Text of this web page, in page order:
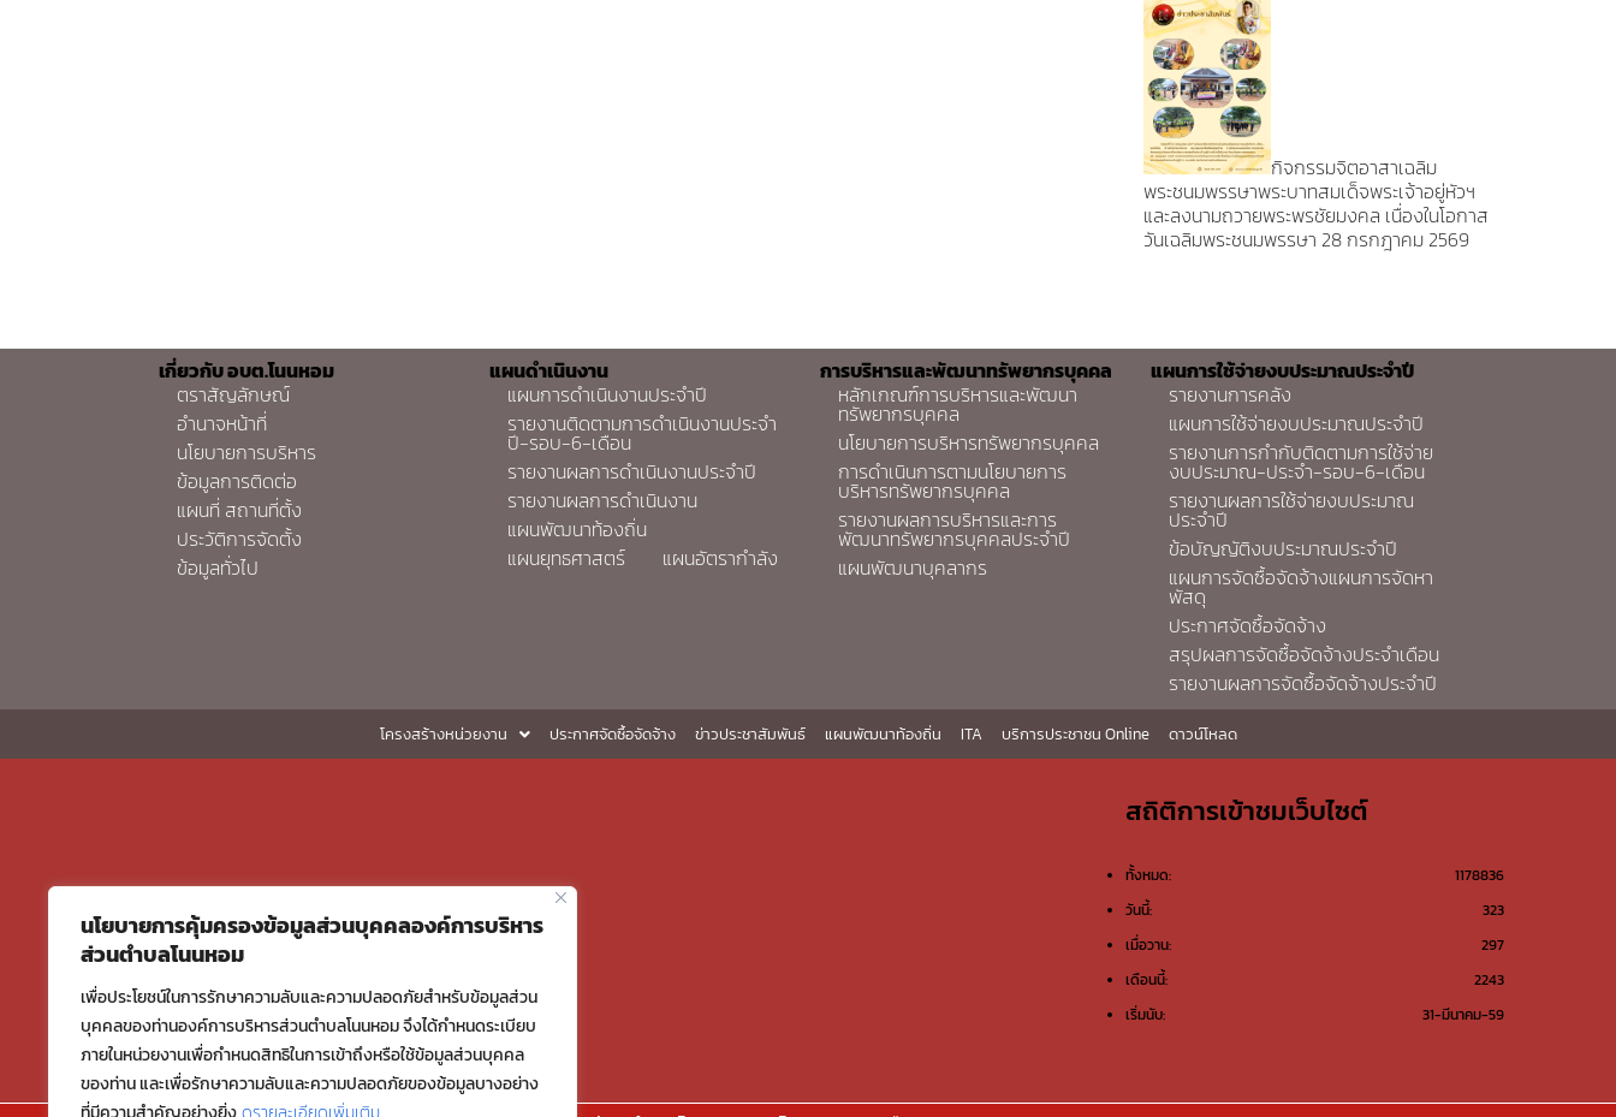
นโยบายการคุ้มครองข้อมูลส่วนบุคคลองค์การบริหาร
ส่วนตำบลโนนหอม
เพื่อประโยชน์ในการรักษาความลับและความปลอดภัยสำหรับข้อมูลส่วน
บุคคลของท่านองค์การบริหารส่วนตำบลโนนหอม จึงได้กำหนดระเบียบ
ภายในหน่วยงานเพื่อกำหนดสิทธิในการเข้าถึงหรือใช้ข้อมูลส่วนบุคคล
ของท่าน และเพื่อรักษาความลับและความปลอดภัยของข้อมูลบางอย่าง
กิจกรรมจิตอาสาเฉลิม
พระชนมพรรษาพระบาทสมเด็จพระเจ้าอยู่หัวฯ
และลงนามถวายพระพรชัยมงคล เนื่องในโอกาส
วันเฉลิมพระชนมพรรษา 28 กรกฎาคม 2569
เกี่ยวกับ อบต.โนนหอม
ตราสัญลักษณ์
อำนาจหน้าที่
นโยบายการบริหาร
ข้อมูลการติดต่อ
แผนที่ สถานที่ตั้ง
ประวัติการจัดตั้ง
ข้อมูลทั่วไป
แผนดำเนินงาน
แผนการดำเนินงานประจำปี
รายงานติดตามการดำเนินงานประจำ
ปี-รอบ-6-เดือน
รายงานผลการดำเนินงานประจำปี
รายงานผลการดำเนินงาน
แผนพัฒนาท้องถิ่น
แผนยุทธศาสตร์
แผนอัตรากำลัง
การบริหารและพัฒนาทรัพยากรบุคคล
หลักเกณฑ์การบริหารและพัฒนา
ทรัพยากรบุคคล
นโยบายการบริหารทรัพยากรบุคคล
การดำเนินการตามนโยบายการ
บริหารทรัพยากรบุคคล
รายงานผลการบริหารและการ
พัฒนาทรัพยากรบุคคลประจำปี
แผนพัฒนาบุคลากร
แผนการใช้จ่ายงบประมาณประจำปี
รายงานการคลัง
แผนการใช้จ่ายงบประมาณประจำปี
รายงานการกำกับติดตามการใช้จ่าย
งบประมาณ-ประจำ-รอบ-6-เดือน
รายงานผลการใช้จ่ายงบประมาณ
ประจำปี
ข้อบัญญัติงบประมาณประจำปี
แผนการจัดซื้อจัดจ้างแผนการจัดหา
พัสดุ
ประกาศจัดซื้อจัดจ้าง
สรุปผลการจัดซื้อจัดจ้างประจำเดือน
รายงานผลการจัดซื้อจัดจ้างประจำปี
โครงสร้างหน่วยงาน ประกาศจัดซื้อจัดจ้าง ข่าวประชาสัมพันธ์ แผนพัฒนาท้องถิ่น ITA บริการประชาชน Online ดาวน์โหลด
สถิติการเข้าชมเว็บไซต์
1178836
ทั้งหมด:
323
วันนี้:
297
เมื่อวาน:
2243
เดือนนี้:
31-มีนาคม-59
เริ่มนับ: